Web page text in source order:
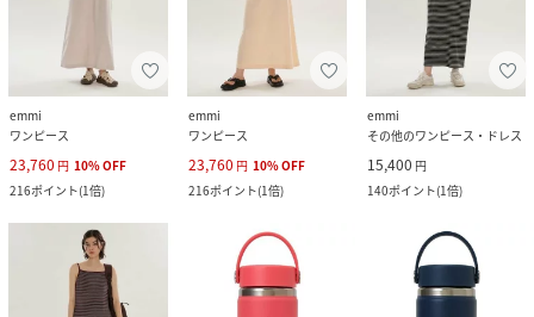
emmi
ワンピース
23,760 円 10%OFF
216ポイント(1倍)
emmi
ワンピース
23,760 円 10%OFF
216ポイント(1倍)
emmi
その他のワンピース・ドレス
15,400 円
140ポイント(1倍)